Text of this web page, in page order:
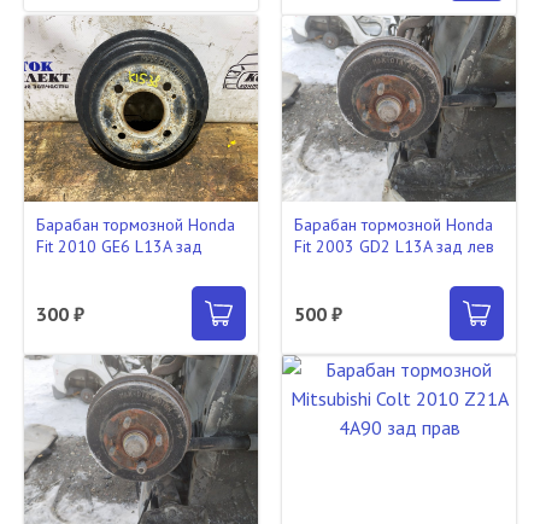
Барабан тормозной Honda
Fit 2010 GE6 L13A зад
300 ₽
Барабан тормозной Honda
Fit 2003 GD2 L13A зад лев
500 ₽